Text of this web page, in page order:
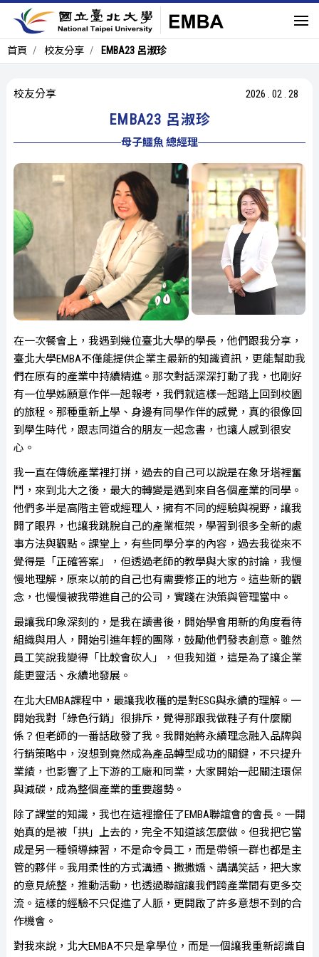
首頁 校友分享 EMBA23 呂淑珍
校友分享 2026 .02.28
EMBA23 呂淑珍
母子鱷魚 總經理
在一次餐會上，我遇到幾位臺北大學的學長，他們跟我分享，
臺北大學EMBA不僅能提供企業主最新的知識資訊，更能幫助我
們在原有的產業中持續精進。那次對話深深打動了我，也剛好
有一位學姊願意作伴一起報考，我們就這樣一起踏上回到校園
的旅程。那種重新上學、身邊有同學作伴的感覺，真的很像回
到學生時代，跟志同道合的朋友一起念書，也讓人感到很安
心。
我一直在傳統產業裡打拼，過去的自己可以說是在象牙塔裡奮
鬥，來到北大之後，最大的轉變是遇到來自各個產業的同學。
他們多半是高階主管或經理人，擁有不同的經驗與視野，讓我
開了眼界，也讓我跳脫自己的產業框架，學習到很多全新的處
事方法與觀點。課堂上，有些同學分享的內容，過去我從來不
覺得是「正確答案」，但透過老師的教學與大家的討論，我慢
慢地理解，原來以前的自己也有需要修正的地方。這些新的觀
念，也慢慢被我帶進自己的公司，實踐在決策與管理當中。
最讓我印象深刻的，是我在讀書後，開始學會用新的角度看待
組織與用人，開始引進年輕的團隊，鼓勵他們發表創意。雖然
員工笑說我變得「比較會砍人」，但我知道，這是為了讓企業
能更靈活、永續地發展。
在北大EMBA課程中，最讓我收穫的是對ESG與永續的理解。一
開始我對「綠色行銷」很排斥，覺得那跟我做鞋子有什麼關
係？但老師的一番話啟發了我。我開始將永續理念融入品牌與
行銷策略中，沒想到竟然成為產品轉型成功的關鍵，不只提升
業績，也影響了上下游的工廠和同業，大家開始一起關注環保
與減碳，成為整個產業的重要趨勢。
除了課堂的知識，我也在這裡擔任了EMBA聯誼會的會長。一開
始真的是被「拱」上去的，完全不知道該怎麼做。但我把它當
成是另一種領導練習，不是命令員工，而是帶領一群也都是主
管的夥伴。我用柔性的方式溝通、撒撒嬌、講講笑話，把大家
的意見統整，推動活動，也透過聯誼讓我們跨產業間有更多交
流。這樣的經驗不只促進了人脈，更開啟了許多意想不到的合
作機會。
對我來說，北大EMBA不只是拿學位，而是一個讓我重新認識自